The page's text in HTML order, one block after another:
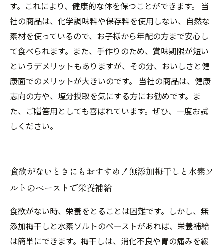
す。これにより、健康的な体を保つことができます。 当
社の商品は、化学調味料や保存料を使用しない、自然な
素材を使っているので、お子様から年配の方まで安心し
て食べられます。また、手作りのため、賞味期限が短い
というデメリットもありますが、その分、おいしさと健
康面でのメリットが大きいのです。 当社の商品は、健康
志向の方や、塩分摂取を気にする方にお勧めです。ま
た、ご贈答用としても喜ばれています。ぜひ、一度お試
しください。
食欲がないときにもおすすめ！無添加梅干しと水素ソ
ルトのペーストで栄養補給
食欲がない時、栄養をとることは困難です。しかし、無
添加梅干しと水素ソルトのペーストがあれば、栄養補給
は簡単にできます。梅干しは、消化不良や胃の痛みを緩